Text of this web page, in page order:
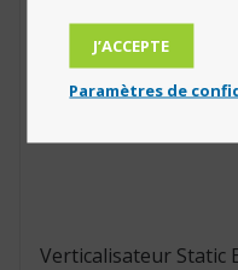
Verticalisateur Static
J’ACCEPTE
Paramètres de